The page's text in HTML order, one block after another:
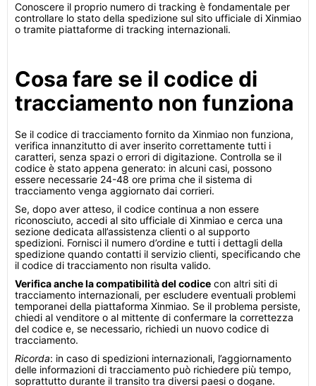
Conoscere il proprio numero di tracking è fondamentale per
controllare lo stato della spedizione sul sito ufficiale di Xinmiao
o tramite piattaforme di tracking internazionali.
Cosa fare se il codice di
tracciamento non funziona
Se il codice di tracciamento fornito da Xinmiao non funziona,
verifica innanzitutto di aver inserito correttamente tutti i
caratteri, senza spazi o errori di digitazione. Controlla se il
codice è stato appena generato: in alcuni casi, possono
essere necessarie 24-48 ore prima che il sistema di
tracciamento venga aggiornato dai corrieri.
Se, dopo aver atteso, il codice continua a non essere
riconosciuto, accedi al sito ufficiale di Xinmiao e cerca una
sezione dedicata all’assistenza clienti o al supporto
spedizioni. Fornisci il numero d’ordine e tutti i dettagli della
spedizione quando contatti il servizio clienti, specificando che
il codice di tracciamento non risulta valido.
Verifica anche la compatibilità del codice con altri siti di
tracciamento internazionali, per escludere eventuali problemi
temporanei della piattaforma Xinmiao. Se il problema persiste,
chiedi al venditore o al mittente di confermare la correttezza
del codice e, se necessario, richiedi un nuovo codice di
tracciamento.
Ricorda: in caso di spedizioni internazionali, l’aggiornamento
delle informazioni di tracciamento può richiedere più tempo,
soprattutto durante il transito tra diversi paesi o dogane.